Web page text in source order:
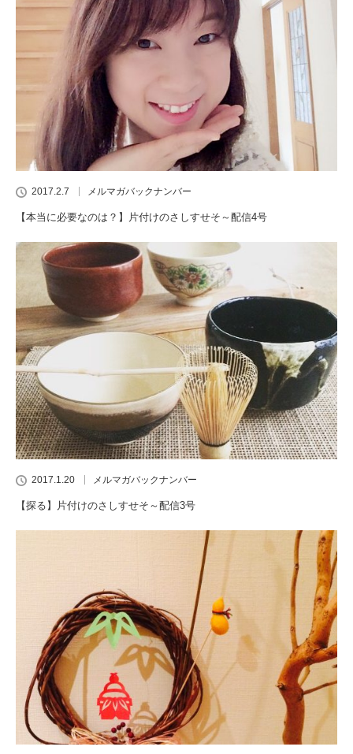
2017.2.7 メルマガバックナンバー
【本当に必要なのは？】片付けのさしすせそ～配信4号
2017.1.20 メルマガバックナンバー
【探る】片付けのさしすせそ～配信3号